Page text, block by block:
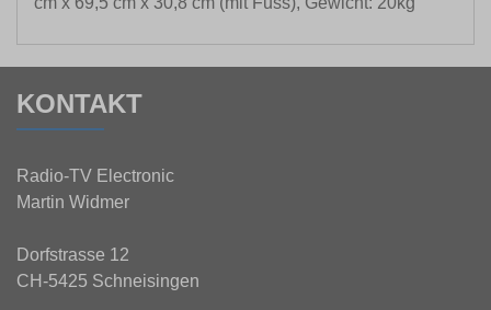
KONTAKT
Radio-TV Electronic
Martin Widmer
Dorfstrasse 12
CH-5425 Schneisingen